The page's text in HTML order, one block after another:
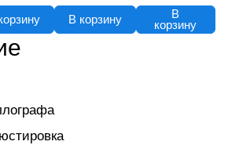
В корзину
В
корзину